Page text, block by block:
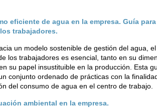
eficiente de agua en la empresa. Guía para
trabajadores.
un modelo sostenible de gestión del agua, el
los trabajadores es esencial, tanto en su
su papel insustituible en la producción. Esta
conjunto ordenado de prácticas con la
del consumo de agua en el centro de trabajo.
ambiental en la empresa.